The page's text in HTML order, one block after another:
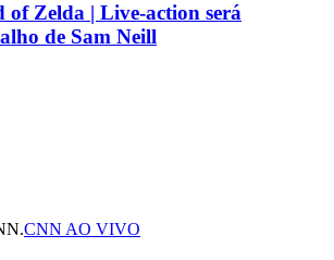
of Zelda | Live-action será
de Sam Neill
CNN AO VIVO